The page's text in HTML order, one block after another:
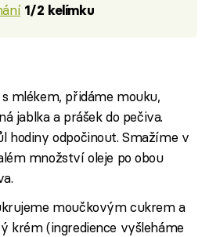
1/2 kelímku
mlékem, přidáme mouku,
jablka a prášek do pečiva.
hodiny odpočinout. Smažíme v
množství oleje po obou
moučkovým cukrem a
krém (ingredience vyšleháme